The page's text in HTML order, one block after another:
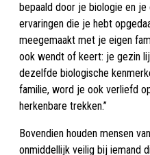
bepaald door je biologie en je
ervaringen die je hebt
meegemaakt met je eigen
ook wendt of keert: je gezin
dezelfde biologische
familie, word je ook verliefd
herkenbare trekken.”
Bovendien houden mensen
onmiddellijk veilig bij iemand